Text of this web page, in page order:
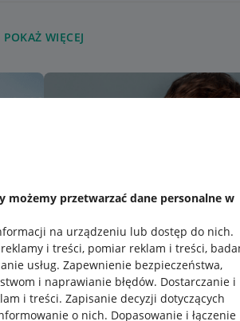
możemy przetwarzać dane personalne w
na urządzeniu lub dostęp do nich.
i treści, pomiar reklam i treści,
usług. Zapewnienie bezpieczeństwa,
i naprawianie błędów. Dostarczanie i
i treści. Zapisanie decyzji dotyczących
o nich. Dopasowanie i łączenie
POKAŻ WIĘCEJ